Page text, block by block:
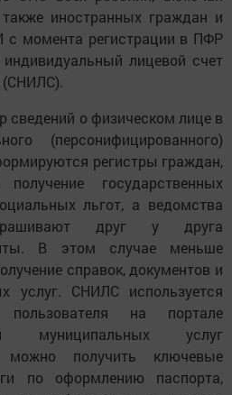
иностранных граждан и
с момента регистрации в ПФР
лицевой счет
(СНИЛС).
о физическом лице в
(персонифицированного)
регистры граждан,
государственных
льгот, а ведомства
друг у друга
В этом случае меньше
справок, документов и
услуг. СНИЛС используется
на портале
муниципальных услуг
можно получить ключевые
по оформлению паспорта,